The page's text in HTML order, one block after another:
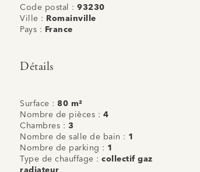
Code postal :93230
Ville :
Romainville
Pays :
France
Détails
Surface : 80 m²
Nombre de pièces : 4
Chambres : 3
Nombre de salle de bain : 1
Nombre de parking : 1
Type de chauffage :collectif gaz
radiateur